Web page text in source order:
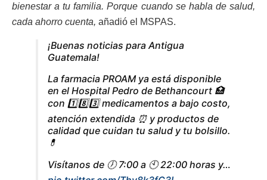
bienestar a tu familia. Porque cuando se habla de salud,
cada ahorro cuenta, añadió el MSPAS.
¡Buenas noticias para Antigua
Guatemala!
La farmacia PROAM ya está disponible
en el Hospital Pedro de Bethancourt 🏥
con 1️⃣8️⃣3️⃣ medicamentos a bajo costo,
atención extendida ⏰ y productos de
calidad que cuidan tu salud y tu bolsillo.
💊
Visítanos de 🕖 7:00 a 🕙 22:00 horas y…